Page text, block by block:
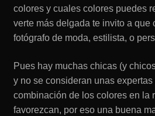
colores y cuales colores puedes
verte más delgada te invito a que
fotógrafo de moda, estilista, o
Pues hay muchas chicas (y
y no se consideran unas
combinación de los colores en la
favorezcan, por eso una buena